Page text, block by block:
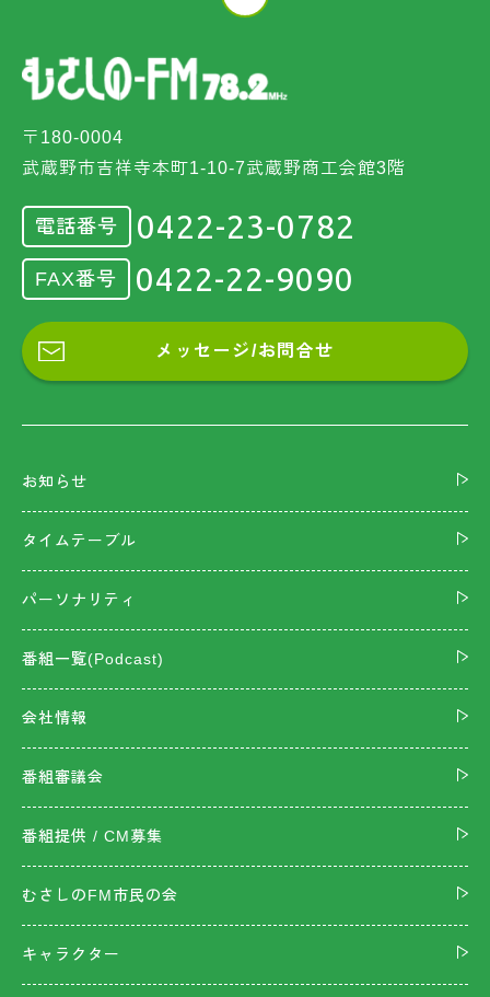
〒180-0004
武蔵野市吉祥寺本町1-10-7武蔵野商工会館3階
電話番号 0422-23-0782
FAX番号 0422-22-9090
メッセージ/お問合せ
お知らせ
タイムテーブル
パーソナリティ
番組一覧(Podcast)
会社情報
番組審議会
番組提供 / CM募集
むさしのFM市民の会
キャラクター